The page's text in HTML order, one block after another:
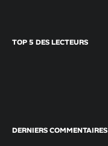
TOP 5 DES LECTEURS
DERNIERS COMMENTAIRES